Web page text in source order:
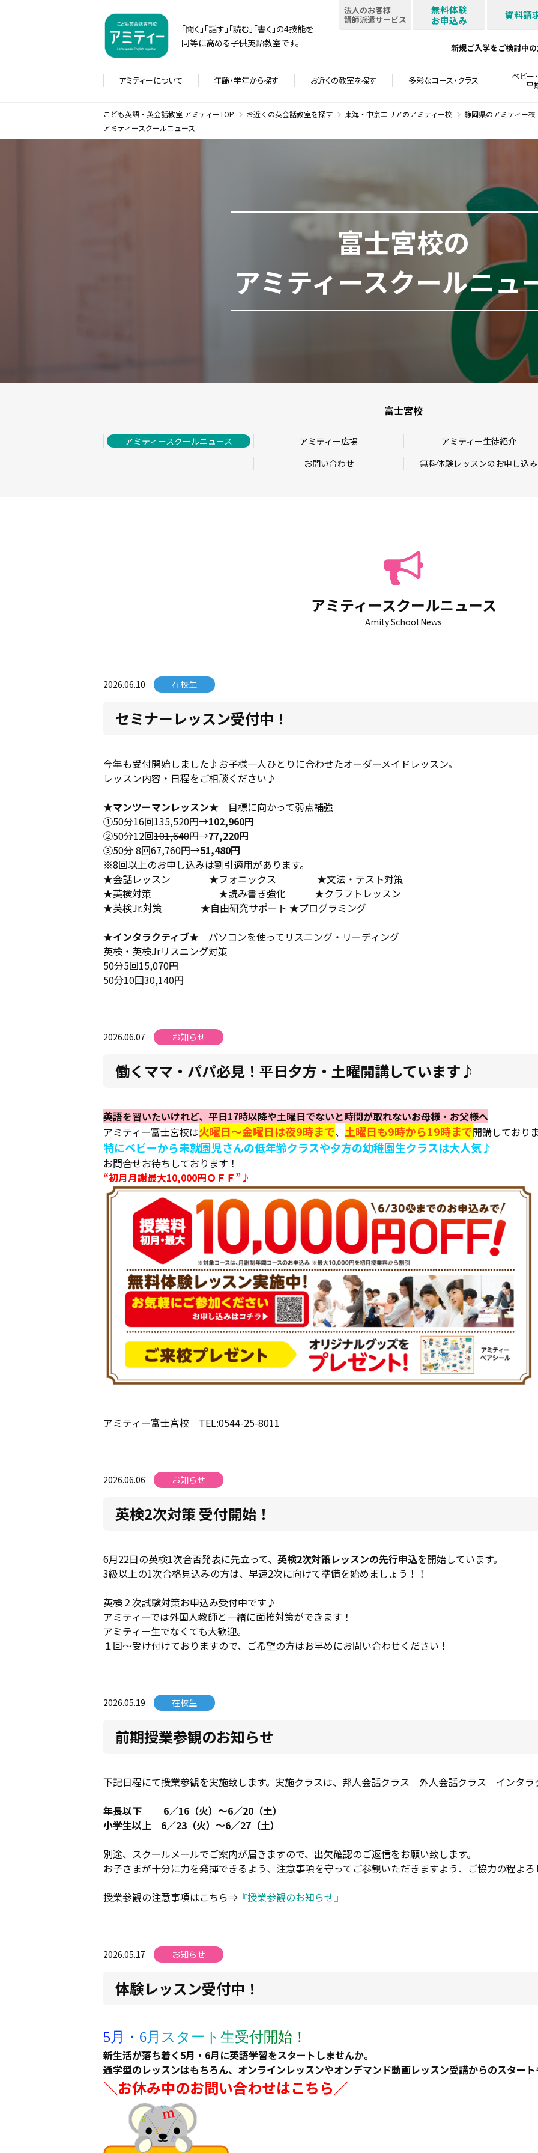
「聞く」「話す」「読む」「書く」の4技能を
同等に高める子供英語教室です。
法人のお客様
講師派遣サービス
無料体験
お申込み
資料請
新規ご入学をご検討中
アミティーについて 年齢・学年から探す お近くの教室を探す 多彩なコース・クラス ベビー
早
こども英語・英会話教室 アミティーTOP お近くの英会話教室を探す 東海・中京エリアのアミティー校
静岡県のアミティー校
アミティースクールニュース
富士宮校の
アミティースクールニュ
富士宮校
アミティースクールニュース アミティー広場
アミティー生徒紹介
お問い合わせ
無料体験レッスンのお申し込み
アミティースクールニュース
Amity School News
2026.06.10 在校生
セミナーレッスン受付中！
今年も受付開始しました♪お子様一人ひとりに合わせたオーダーメイドレッスン。
レッスン内容・日程をご相談ください♪
★マンツーマンレッスン★ 目標に向かって弱点補強
①50分16回135,520円→102,960円
②50分12回101,640円→77,220円
③50分 8回67,760円→51,480円
※8回以上のお申し込みは割引適用があります。
★会話レッスン ★フォニックス ★文法・テスト対策
★英検対策 ★読み書き強化 ★クラフトレッスン
★英検Jr.対策 ★自由研究サポート ★プログラミング
★インタラクティブ★ パソコンを使ってリスニング・リーディング
英検・英検Jrリスニング対策
50分5回15,070円
50分10回30,140円
2026.06.07 お知らせ
働くママ・パパ必見！平日夕方・土曜開講しています♪
英語を習いたいけれど、平日17時以降や土曜日でないと時間が取れないお母様・お父様へ
アミティー富士宮校は火曜日～金曜日は夜9時まで、 土曜日も9時から19時まで開講しており
特にベビーから未就園児さんの低年齢クラスや夕方の幼稚園生クラスは大人気♪
お問合せお待ちしております！
“初月月謝最大10,000円ＯＦＦ”♪
アミティー富士宮校 TEL:0544-25-8011
2026.06.06 お知らせ
英検2次対策 受付開始！
6月22日の英検1次合否発表に先立って、 英検2次対策レッスンの先行申込を開始しています。
3級以上の1次合格見込みの方は、早速2次に向けて準備を始めましょう！！
英検２次試験対策お申込み受付中です♪
アミティーでは外国人教師と一緒に面接対策ができます！
アミティー生でなくても大歓迎。
１回～受け付けておりますので、ご希望の方はお早めにお問い合わせください！
2026.05.19 在校生
前期授業参観のお知らせ
下記日程にて授業参観を実施致します。実施クラスは、邦人会話クラス 外人会話クラス インタラ
年長以下 6／16（火）～6／20（土）
小学生以上 6／23（火）～6／27（土）
別途、スクールメールでご案内が届きますので、出欠確認のご返信をお願い致します。
お子さまが十分に力を発揮できるよう、注意事項を守ってご参観いただきますよう、ご協力の程よ
授業参観の注意事項はこちら⇒ 『授業参観のお知らせ』
2026.05.17 お知らせ
体験レッスン受付中！
5 月 ・ 6月 ス タ ー ト 生受付開始 ！
新生活が落ち着く5月・6月に英語学習をスタートしませんか。
通学型のレッスンはもちろん、オンラインレッスンやオンデマンド動画レッスン受講からのスター
＼お休み中のお問い合わせはこちら／